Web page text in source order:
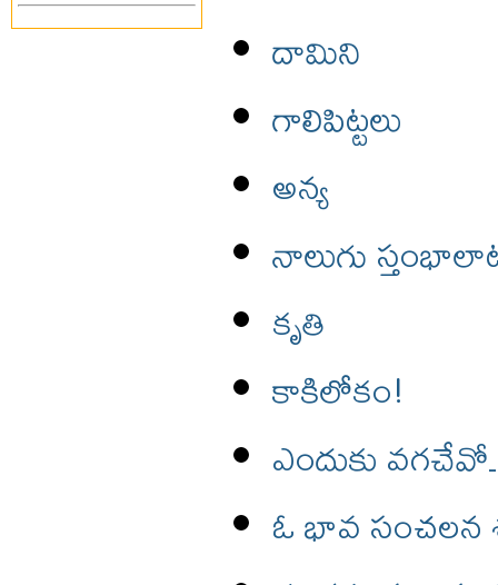
దామిని
గాలిపిట్టలు
అన్య
నాలుగు
కృతి
కాకిలోకం!
ఎందుకు
ఓ భావ సంచలన